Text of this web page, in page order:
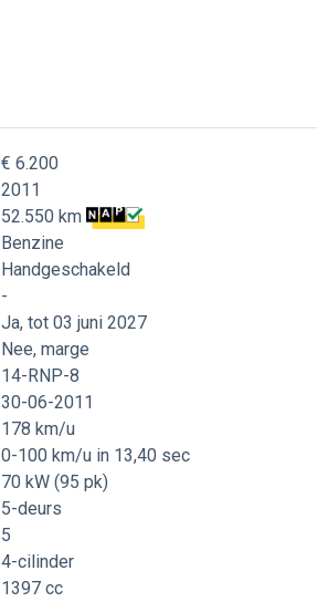
€ 6.200
2011
52.550 km
Benzine
Handgeschakeld
-
Ja, tot 03 juni 2027
Nee, marge
14-RNP-8
30-06-2011
178 km/u
0-100 km/u in 13,40 sec
70 kW (95 pk)
5-deurs
5
4-cilinder
1397 cc